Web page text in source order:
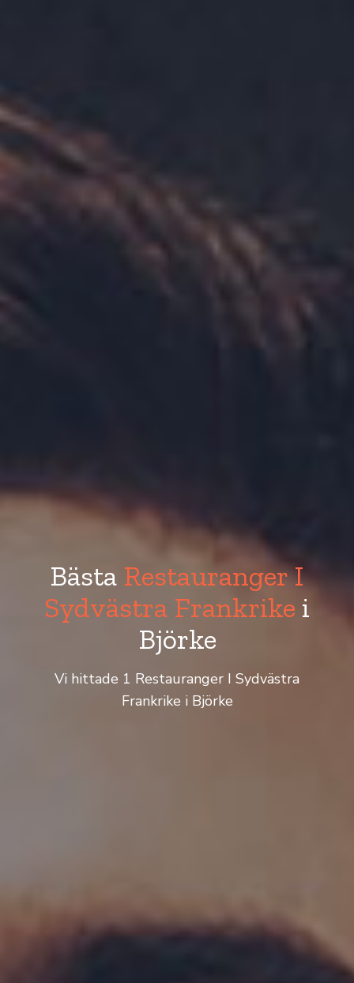
Bästa Restauranger I
Sydvästra Frankrike i
Björke
Vi hittade 1 Restauranger I Sydvästra
Frankrike i Björke